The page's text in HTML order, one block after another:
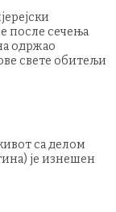
после сечења
одржао
свете обитељи
са делом
је изнешен